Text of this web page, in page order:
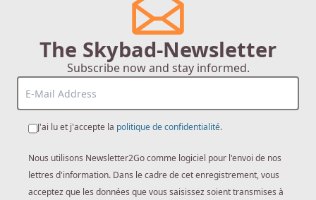
The Skybad-Newsletter
Subscribe now and stay informed.
J'ai lu et j'accepte la politique de confidentialité.
Nous utilisons Newsletter2Go comme logiciel pour l'envoi de nos
lettres d'information. Dans le cadre de cet enregistrement, vous
acceptez que les données que vous saisissez soient transmises à